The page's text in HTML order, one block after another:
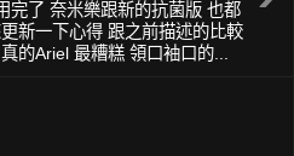
完了 奈米樂跟新的抗菌版 也都
新一下心得 跟之前描述的比較
的Ariel 最糟糕 領口袖口的...